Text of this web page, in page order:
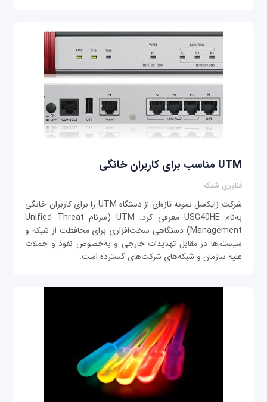
UTM مناسب برای کاربران خانگی
فناوری شبکه
شرکت زایکسل نمونه تازه‌ای از دستگاه UTM را برای کاربران خانگی
به‌نام USG40HE معرفی کرد. UTM (سرنام Unified Threat
Management) دستگاهی سخت‌افزاری برای محافظت از شبکه و
سیستم‌ها در مقابل تهدیدات خارجی و به‌خصوص نفوذ و حملات
علیه سازمان و شبکه‌های شرکت‌های گسترده است.